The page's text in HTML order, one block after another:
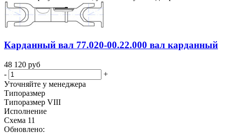
Карданный вал 77.020-00.22.000 вал карданный
48 120 руб
-
+
Уточняйте у менеджера
Типоразмер
Типоразмер VIII
Исполнение
Схема 11
Обновлено: